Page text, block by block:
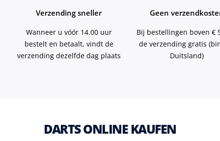
Verzending sneller
Wanneer u vóór 14.00 uur
bestelt en betaalt, vindt de
verzending dezelfde dag plaats
Geen
Bij bestellingen boven €
de verzending gratis
Duitsland)
DARTS ONLINE KAUFEN